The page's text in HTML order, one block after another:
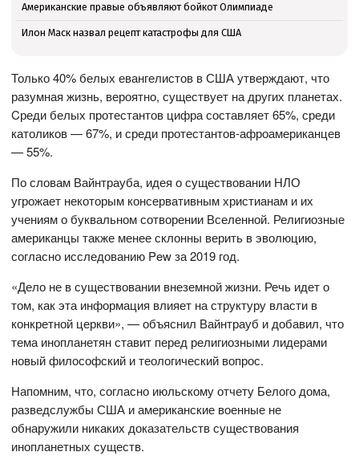
Американские правые объявляют бойкот Олимпиаде
Илон Маск назвал рецепт катастрофы для США
Только 40% белых евангелистов в США утверждают, что
разумная жизнь, вероятно, существует на других планетах.
Cреди белых протестантов цифра составляет 65%, среди
католиков — 67%, и среди протестантов-афроамериканцев
— 55%.
По словам Вайнтрауба, идея о существовании НЛО
угрожает некоторым консервативным христианам и их
учениям о буквальном сотворении Вселенной. Религиозные
американцы также менее склонны верить в эволюцию,
согласно исследованию Pew за 2019 год.
«Дело не в существовании внеземной жизни. Речь идет о
том, как эта информация влияет на структуру власти в
конкретной церкви», — объяснил Вайнтрауб и добавил, что
тема инопланетян ставит перед религиозными лидерами
новый философский и теологический вопрос.
Напомним, что, согласно июльскому отчету Белого дома,
разведслужбы США и американские военные не
обнаружили никаких доказательств существования
инопланетных существ.